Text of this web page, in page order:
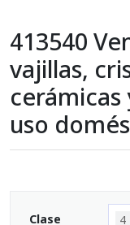
413540
vajillas,
uso
Clase 4